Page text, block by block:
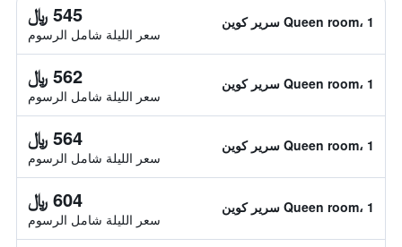
Queen room، 1 سرير كوين 545 ﷼
سعر الليلة شامل الرسوم
Queen room، 1 سرير كوين 562 ﷼
سعر الليلة شامل الرسوم
Queen room، 1 سرير كوين 564 ﷼
سعر الليلة شامل الرسوم
Queen room، 1 سرير كوين 604 ﷼
سعر الليلة شامل الرسوم